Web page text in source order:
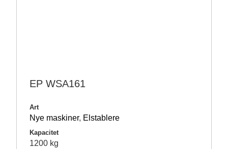
EP WSA161
Art
Nye maskiner, Elstablere
Kapacitet
1200 kg